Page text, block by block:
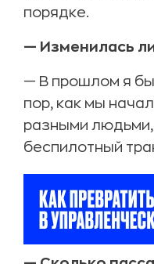
порядке.
— Изменилась
— В прошлом я
пор, как мы
разными людьми,
беспилотный